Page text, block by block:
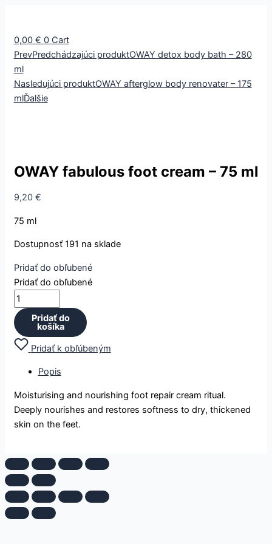
0,00 € 0 Cart
PrevPredchádzajúci produktOWAY detox body bath – 280
ml
Nasledujúci produktOWAY afterglow body renovater – 175
mlĎalšie
OWAY fabulous foot cream – 75 ml
9,20 €
75 ml
Dostupnosť 191 na sklade
Pridať do obľubené
Pridať do obľubené
fabulous
foot
cream
-
75
Pridať do
košíka
Pridať k obľúbeným
Popis
Moisturising and nourishing foot repair cream ritual.
Deeply nourishes and restores softness to dry, thickened
skin on the feet.